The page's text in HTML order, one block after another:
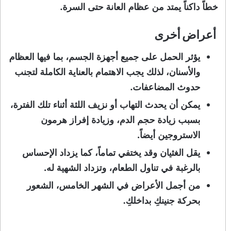
خطاً داكناً يمتد من عظام العانة حتى السرة.
أعراض أخرى
يؤثر الحمل على جميع أجهزة الجسم، بما فيها العظام
والأسنان، لذلك يجب الاهتمام بالعناية الكاملة لتجنب
حدوث المضاعفات.
يمكن أن يحدث التهاب أو نزيف اللثة أثناء تلك الفترة،
بسبب زيادة حجم الدم، وزيادة إفراز هرمون
الاستروجين أيضاً.
يقل الغثيان وقد يختفي تماماً، كما يزداد الإحساس
بالرغبة في تناول الطعام، وتزداد الشهية له.
من أجمل الأعراض في الشهر الخامس، الشعور
بحركة جنينكِ بداخلكِ.